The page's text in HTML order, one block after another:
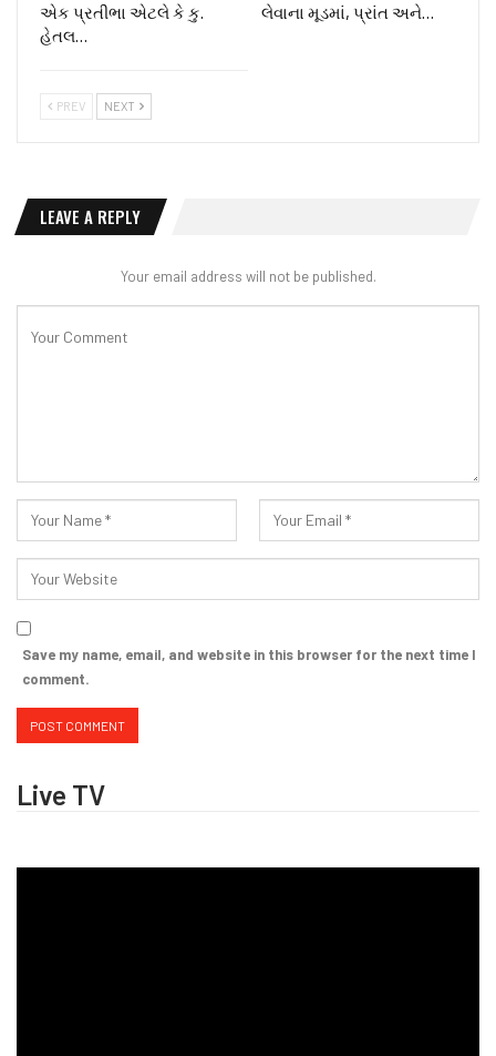
એક પ્રતીભા એટલે કે‌ કુ.
હેતલ…
લેવાના મૂડમાં, પ્રાંત અને…
PREV NEXT
LEAVE A REPLY
Your email address will not be published.
Save my name, email, and website in this browser for the next time I
comment.
Live TV